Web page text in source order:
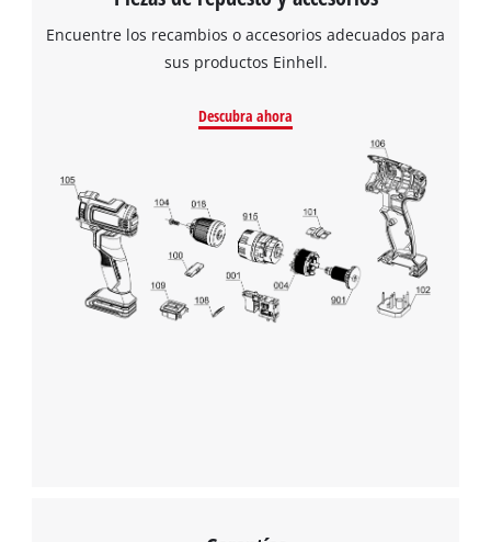
Encuentre los recambios o accesorios adecuados para
sus productos Einhell.
Descubra ahora